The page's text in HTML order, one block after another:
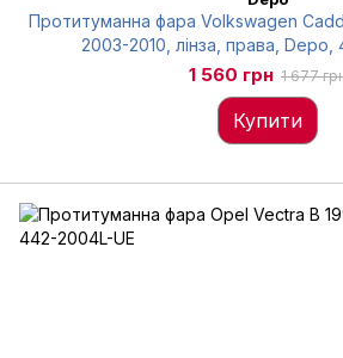
Протитуманна фара Volkswagen
2003-2010, лінза, права, Depo,
1 560 грн 1 677
Купити